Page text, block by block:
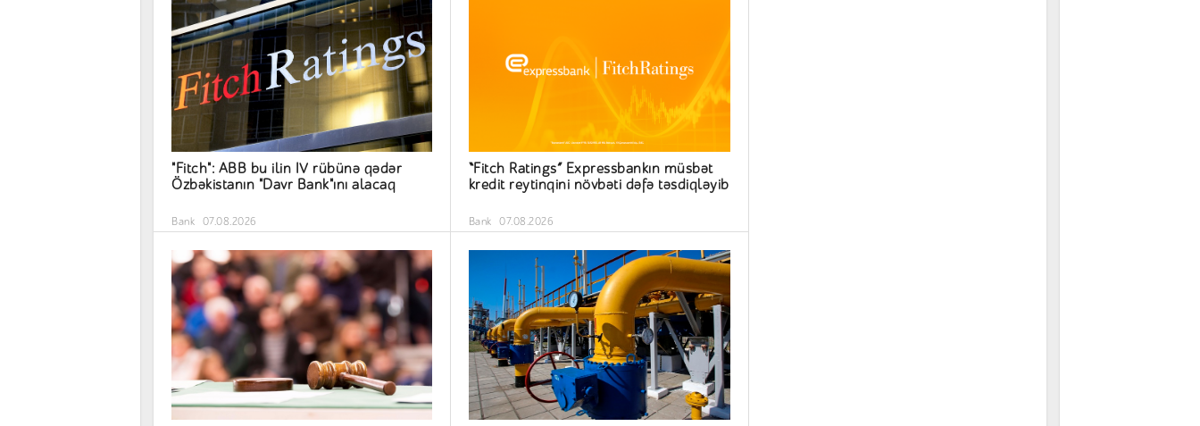
"Fitch": ABB bu ilin IV rübünə qədər
Özbəkistanın "Davr Bank"ını alacaq
Bank 07.08.2026
“Fitch Ratings” Expressbankın müsbət
kredit reytinqini növbəti dəfə təsdiqləyib
Bank 07.08.2026